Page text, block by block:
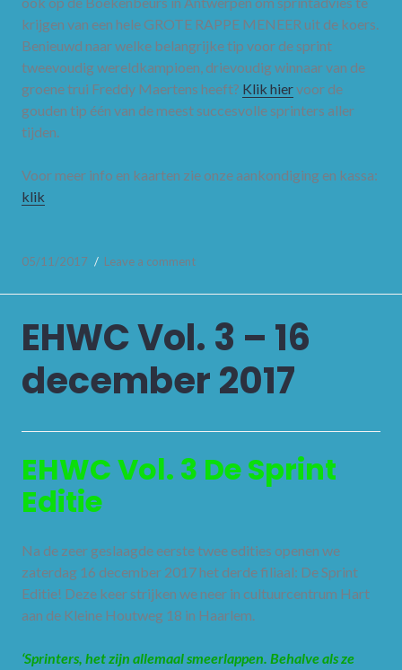
krijgen van een hele GROTE RAPPE MENEER uit de koers.
Benieuwd naar welke belangrijke tip voor de sprint
tweevoudig wereldkampioen, drievoudig winnaar van de
groene trui Freddy Maertens heeft? Klik hiervoor de
gouden tip één van de meest succesvolle sprinters aller
tijden.
Voor meer info en kaarten zie onze aankondiging en kassa:
klik
05/11/2017 Leave a comment
EHWC Vol. 3 – 16
december 2017
EHWC Vol. 3 De Sprint
Editie
Na de zeer geslaagde eerste twee edities openen we
zaterdag 16 december 2017 het derde filiaal: De Sprint
Editie! Deze keer strijken we neer in cultuurcentrum Hart
aan de Kleine Houtweg 18 in Haarlem.
‘Sprinters, het zijn allemaal smeerlappen. Behalve als ze